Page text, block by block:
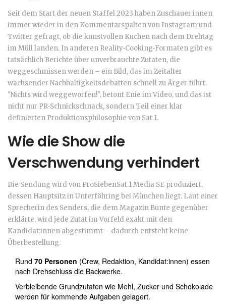
Seit dem Start der neuen Staffel 2023 haben Zuschauer:innen
immer wieder in den Kommentarspalten von Instagram und
Twitter gefragt, ob die kunstvollen Kuchen nach dem Drehtag
im Müll landen. In anderen Reality‑Cooking‑Formaten gibt es
tatsächlich Berichte über unverbrauchte Zutaten, die
weggeschmissen werden – ein Bild, das im Zeitalter
wachsender Nachhaltigkeitsdebatten schnell zu Ärger führt.
"Nichts wird weggeworfen!", betont Enie im Video, und das ist
nicht nur PR‑Schnickschnack, sondern Teil einer klar
definierten Produktionsphilosophie von Sat.1.
Wie die Show die
Verschwendung verhindert
Die Sendung wird von ProSiebenSat.1 Media SE produziert,
dessen Hauptsitz inUnterföhring bei München liegt. Laut einer
Sprecherin des Senders, die dem Magazin Bunte gegenüber
erklärte, wird jede Zutat im Vorfeld exakt mit den
Kandidat:innen abgestimmt – dadurch entsteht keine
Überbestellung.
Rund 70 Personen (Crew, Redaktion, Kandidat:innen) essen
nach Drehschluss die Backwerke.
Verbleibende Grundzutaten wie Mehl, Zucker und Schokolade
werden für kommende Aufgaben gelagert.